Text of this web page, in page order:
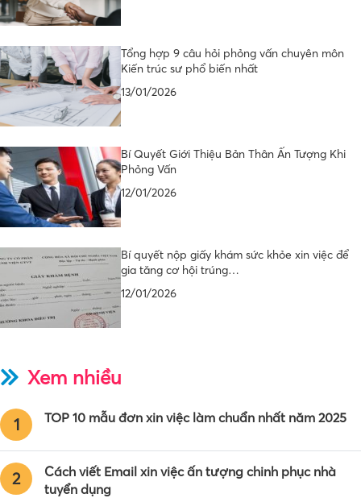
Tổng hợp 9 câu hỏi phỏng vấn chuyên môn
Kiến trúc sư phổ biến nhất
13/01/2026
Bí Quyết Giới Thiệu Bản Thân Ấn Tượng Khi
Phỏng Vấn
12/01/2026
Bí quyết nộp giấy khám sức khỏe xin việc để
gia tăng cơ hội trúng…
12/01/2026
Xem nhiều
1 TOP 10 mẫu đơn xin việc làm chuẩn nhất năm 2025
2
Cách viết Email xin việc ấn tượng chinh phục nhà
tuyển dụng